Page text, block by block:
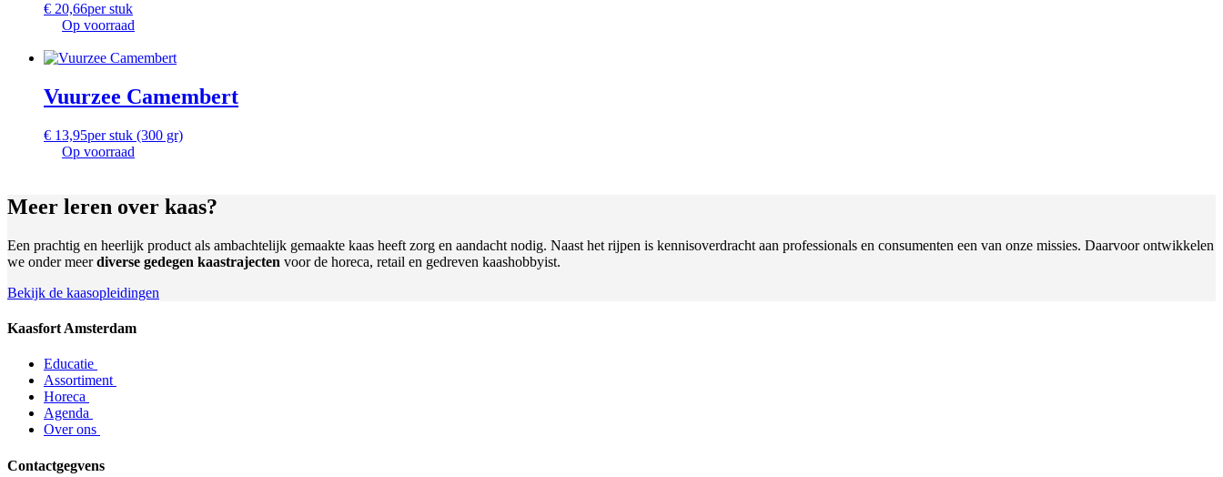
€ 20,66per stuk
Op voorraad
Vuurzee Camembert
€ 13,95per stuk (300 gr)
Op voorraad
Meer leren over kaas?
Een prachtig en heerlijk product als ambachtelijk gemaakte kaas heeft zorg en aandacht nodig. Naast het rijpen is kennisoverdracht aan professionals en consumenten een van onze missies. Daarvoor ontwikkelen
we onder meerdiverse gedegen kaastrajecten voor de horeca, retail en gedreven kaashobbyist.
Bekijk de kaasopleidingen
Kaasfort Amsterdam
Educatie
Assortiment
Horeca
Agenda
Over ons
Contactgegvens